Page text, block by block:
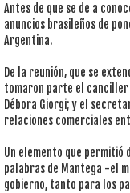
Antes de que se de a
anuncios brasileños de
Argentina.
De la reunión, que se
tomaron parte el canciller
Débora Giorgi; y el
relaciones comerciales
Un elemento que
palabras de Mantega -el
gobierno, tanto para los